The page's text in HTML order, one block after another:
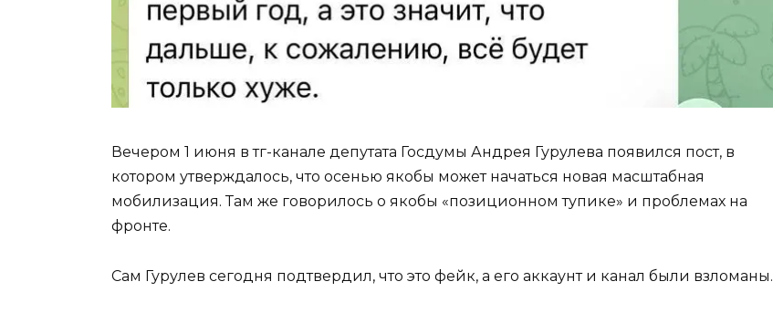
Вечером 1 июня в тг-канале депутата Госдумы Андрея Гурулева появился пост, в
котором утверждалось, что осенью якобы может начаться новая масштабная
мобилизация. Там же говорилось о якобы «позиционном тупике» и проблемах на
фронте.
Сам Гурулев сегодня подтвердил, что это фейк, а его аккаунт и канал были взломаны.